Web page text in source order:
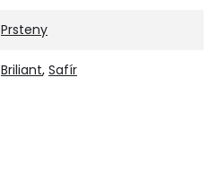
Prsteny
Briliant, Safír